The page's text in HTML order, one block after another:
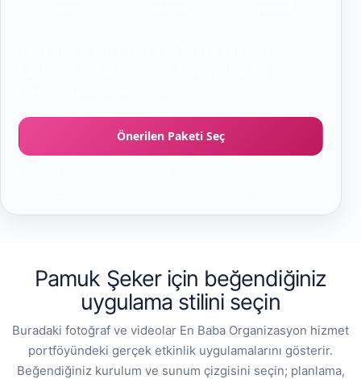
Önerilen Paketi Seç
Pamuk Şeker için beğendiğiniz
uygulama stilini seçin
Buradaki fotoğraf ve videolar En Baba Organizasyon hizmet
portföyündeki gerçek etkinlik uygulamalarını gösterir.
Beğendiğiniz kurulum ve sunum çizgisini seçin; planlama,